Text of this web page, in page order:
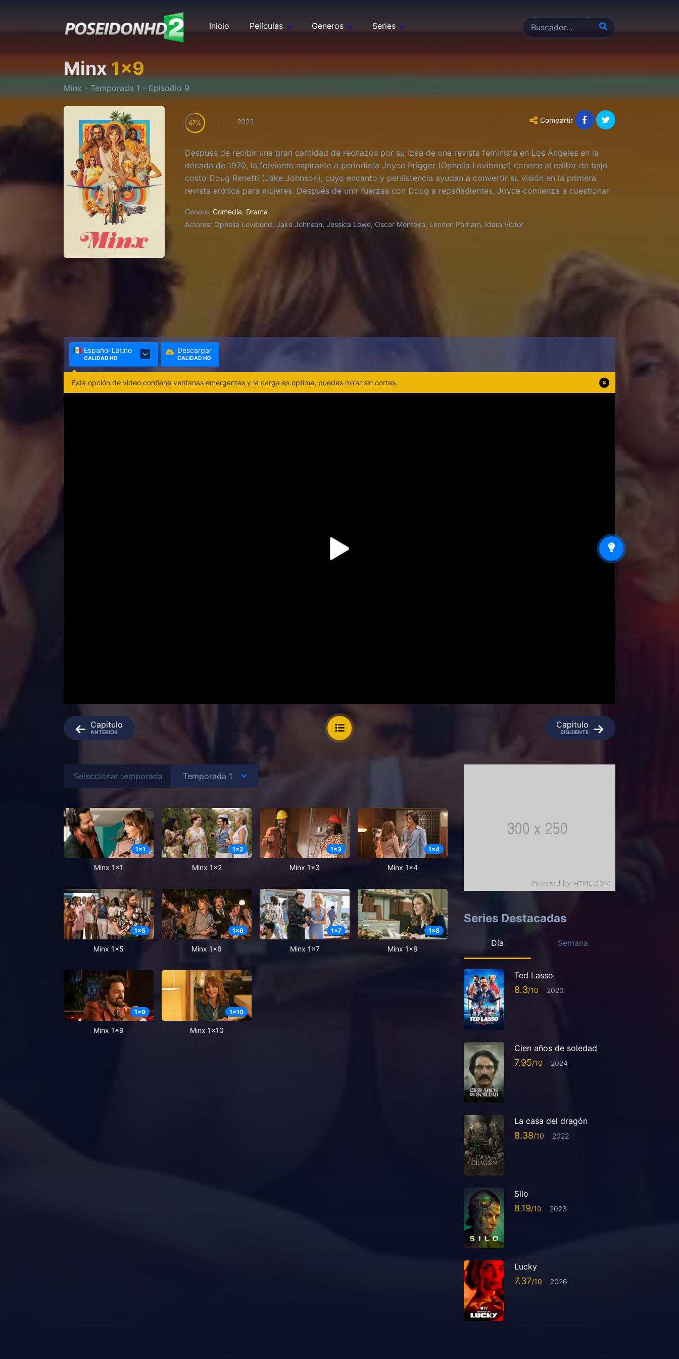
Inicio Películas Generos Series
Minx 1x9
Minx - Temporada 1 - Episodio 9
67 2022 Compartir
Después de recibir una gran cantidad de rechazos por su idea de una revista feminista en Los Ángeles en la
década de 1970, la ferviente aspirante a periodista Joyce Prigger (Ophelia Lovibond) conoce al editor de bajo
costo Doug Renetti (Jake Johnson), cuyo encanto y persistencia ayudan a convertir su visión en la primera
revista erótica para mujeres. Después de unir fuerzas con Doug a regañadientes, Joyce comienza a cuestionar
Genero: Comedia, Drama
Actores: Ophelia Lovibond, Jake Johnson, Jessica Lowe, Oscar Montoya, Lennon Parham, Idara Victor
Español Latino
CALIDAD HD
Descargar
CALIDAD HD
Esta opción de video contiene ventanas emergentes y la carga es optima, puedes mirar sin cortes.
Capitulo
ANTERIOR
Capitulo
SIGUIENTE
Seleccionar temporada
1x1
Minx 1x1
1x2
Minx 1x2
1x3
Minx 1x3
1x4
Minx 1x4
1x5
Minx 1x5
1x6
Minx 1x6
1x7
Minx 1x7
1x8
Minx 1x8
1x9
Minx 1x9
1x10
Minx 1x10
Series Destacadas
Día Semana
Ted Lasso
8.3 2020
Cien años de soledad
7.95 2024
La casa del dragón
8.38 2022
Silo
8.19 2023
Lucky
7.37 2026